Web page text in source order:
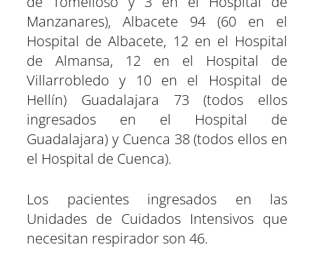
Manzanares), Albacete 94 (60 en el
Hospital de Albacete, 12 en el Hospital
de Almansa, 12 en el Hospital de
Villarrobledo y 10 en el Hospital de
Hellín) Guadalajara 73 (todos ellos
ingresados en el Hospital de
Guadalajara) y Cuenca 38 (todos ellos en
el Hospital de Cuenca).
Los pacientes ingresados en las
Unidades de Cuidados Intensivos que
necesitan respirador son 46.